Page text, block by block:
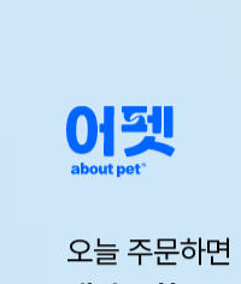
오늘 주문하면